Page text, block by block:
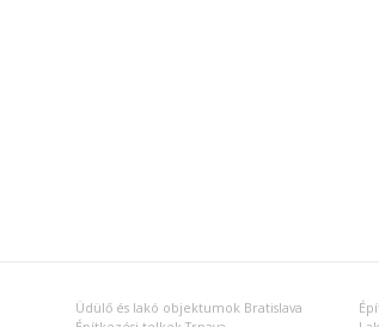
Üdülő és lakó objektumok Bratislava